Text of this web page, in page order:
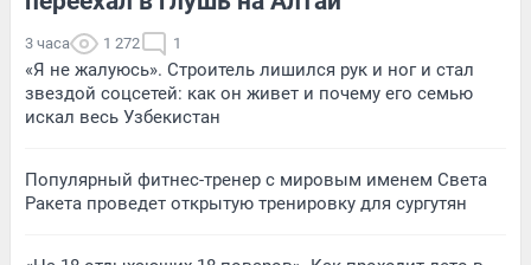
3 часа 1 272 1
«Я не жалуюсь». Строитель лишился рук и ног и стал
звездой соцсетей: как он живет и почему его семью
искал весь Узбекистан
Популярный фитнес-тренер с мировым именем Света
Ракета проведет открытую тренировку для сургутян